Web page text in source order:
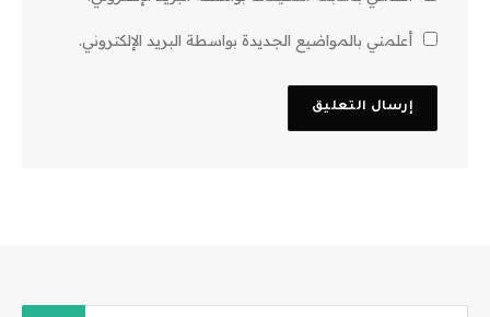
أعلمني بالمواضيع الجديدة بواسطة البريد الإلكتروني.